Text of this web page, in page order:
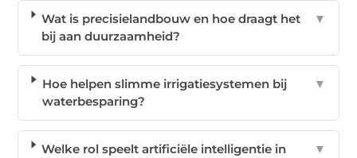
Wat is precisielandbouw en hoe draagt het
bij aan duurzaamheid?
▼
Hoe helpen slimme irrigatiesystemen bij
waterbesparing?
▼
Welke rol speelt artificiële intelligentie in
▼